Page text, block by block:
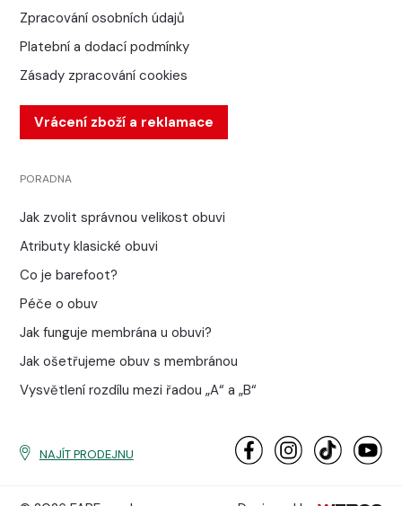
Zpracování osobních údajů
Platební a dodací podmínky
Zásady zpracování cookies
Vrácení zboží a reklamace
PORADNA
Jak zvolit správnou velikost obuvi
Atributy klasické obuvi
Co je barefoot?
Péče o obuv
Jak funguje membrána u obuvi?
Jak ošetřujeme obuv s membránou
Vysvětlení rozdílu mezi řadou „A“ a „B“
NAJÍT PRODEJNU